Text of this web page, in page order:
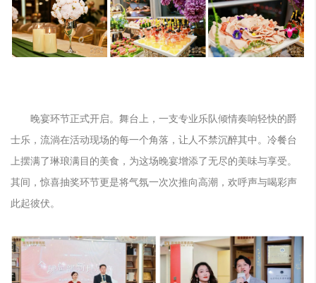
晚宴环节正式开启。舞台上，一支专业乐队倾情奏响轻快的爵
士乐，流淌在活动现场的每一个角落，让人不禁沉醉其中。冷餐台
上摆满了琳琅满目的美食，为这场晚宴增添了无尽的美味与享受。
其间，惊喜抽奖环节更是将气氛一次次推向高潮，欢呼声与喝彩声
此起彼伏。